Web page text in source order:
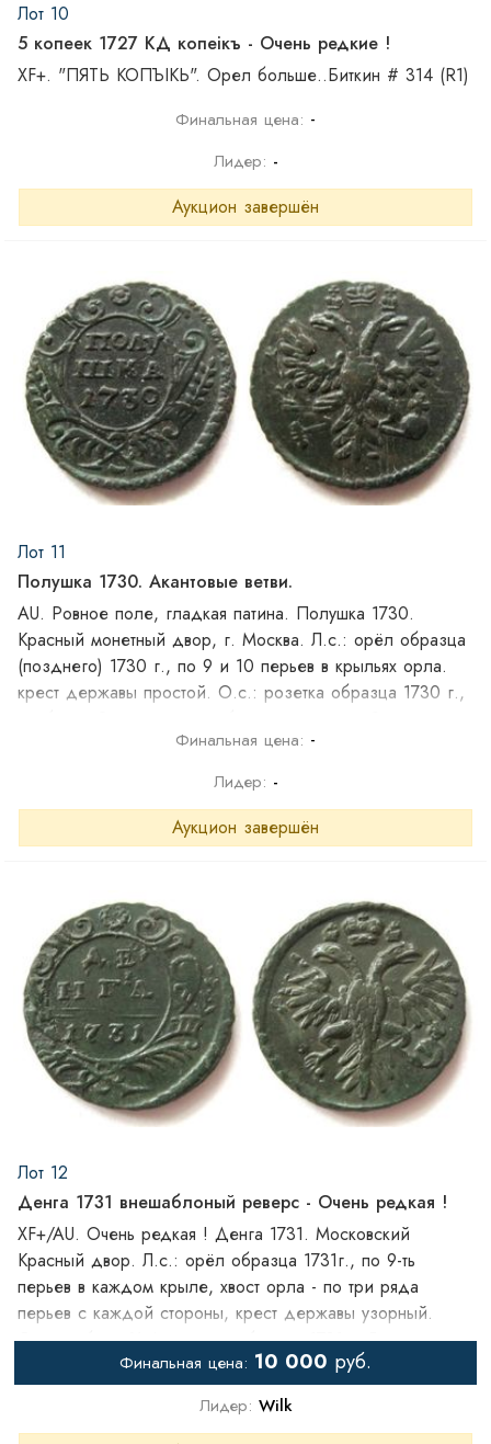
Лот 10
5 копеек 1727 КД копеiкъ - Очень редкие !
XF+. "ПЯТЬ КОПЪIКЬ". Орел больше..Биткин # 314 (R1)
Финальная цена: -
Лидер: -
Аукцион завершён
Лот 11
Полушка 1730. Акантовые ветви.
AU. Ровное поле, гладкая патина. Полушка 1730.
Красный монетный двор, г. Москва. Л.с.: орёл образца
(позднего) 1730 г., по 9 и 10 перьев в крыльях орла.
крест державы простой. О.с.: розетка образца 1730 г.,
в каждой ветви, нижние ветви акантовые с обвязкой
Финальная цена: -
Лидер: -
Аукцион завершён
Лот 12
Денга 1731 внешаблоный реверс - Очень редкая !
XF+/AU. Очень редкая ! Денга 1731. Московский
Красный двор. Л.с.: орёл образца 1731г., по 9-ть
перьев в каждом крыле, хвост орла - по три ряда
перьев с каждой стороны, крест державы узорный.
O.с.: шаблон №4, розетка образца 1731г., 5-ти
лепестковая, внутри в форме гвоздики, набитая поверх
4-х лепестковой, боковые ветви - по 7 листочков с
каждой стороны, нижние ветви пальмовые с обвязкой
Финальная цена: 10 000 руб.
Лидер: Wilk